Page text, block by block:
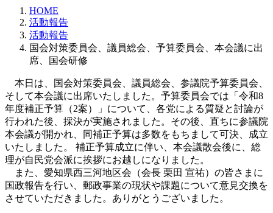
HOME
活動報告
活動報告
国会対策委員会、議員総会、予算委員会、本会議に出
席、国会研修
本日は、国会対策委員会、議員総会、参議院予算委員会、
そして本会議に出席いたしました。予算委員会では「令和8
年度補正予算（2案）」について、各党による質疑と討論が
行われた後、採決が実施されました。その後、直ちに参議院
本会議が開かれ、同補正予算は多数をもちまして可決、成立
いたしました。 補正予算成立に伴い、本会議散会後に、総
理が自民党会派に挨拶にお越しになりました。
また、愛知県西三河地区会（会長 栗田 宣祐）の皆さまに
国政報告を行い、郵政事業の現状や課題について意見交換を
させていただきました。ありがとうございました。